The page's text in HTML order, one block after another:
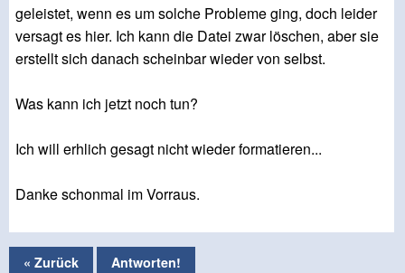
geleistet, wenn es um solche Probleme ging, doch leider
versagt es hier. Ich kann die Datei zwar löschen, aber sie
erstellt sich danach scheinbar wieder von selbst.
Was kann ich jetzt noch tun?
Ich will erhlich gesagt nicht wieder formatieren...
Danke schonmal im Vorraus.
« Zurück Antworten!